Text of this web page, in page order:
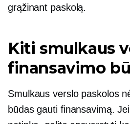
grąžinant paskolą.
Kiti smulkaus
finansavimo
Smulkaus verslo paskolos
būdas gauti finansavimą.